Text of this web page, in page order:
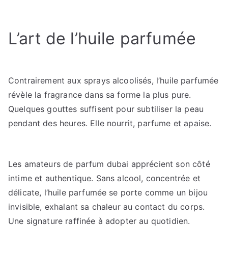
L’art de l’huile parfumée
Contrairement aux sprays alcoolisés, l’huile parfumée
révèle la fragrance dans sa forme la plus pure.
Quelques gouttes suffisent pour subtiliser la peau
pendant des heures. Elle nourrit, parfume et apaise.
Les amateurs de parfum dubai apprécient son côté
intime et authentique. Sans alcool, concentrée et
délicate, l’huile parfumée se porte comme un bijou
invisible, exhalant sa chaleur au contact du corps.
Une signature raffinée à adopter au quotidien.